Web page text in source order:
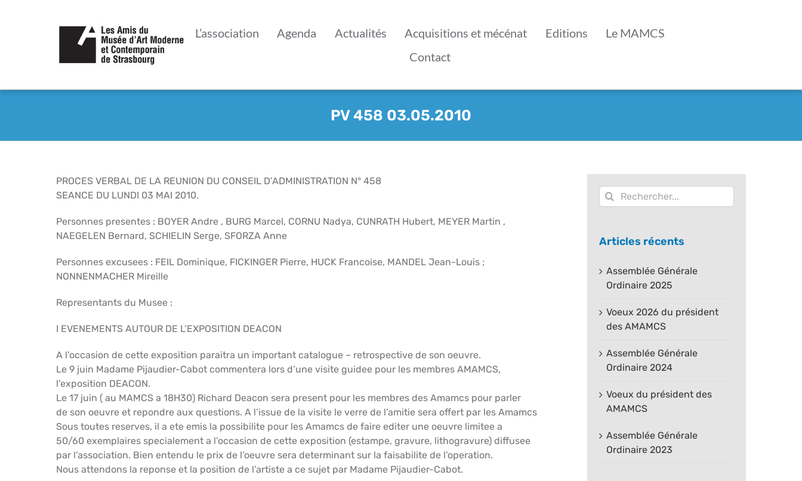
L’association Agenda Actualités Acquisitions et mécénat Editions
Le MAMCS
Contact
PV 458 03.05.2010
PROCES VERBAL DE LA REUNION DU CONSEIL D’ADMINISTRATION N° 458
SEANCE DU LUNDI 03 MAI 2010.
Personnes presentes : BOYER Andre , BURG Marcel, CORNU Nadya, CUNRATH Hubert, MEYER Martin ,
NAEGELEN Bernard, SCHIELIN Serge, SFORZA Anne
Personnes excusees : FEIL Dominique, FICKINGER Pierre, HUCK Francoise, MANDEL Jean-Louis ;
NONNENMACHER Mireille
Representants du Musee :
I EVENEMENTS AUTOUR DE L’EXPOSITION DEACON
A l’occasion de cette exposition paraitra un important catalogue – retrospective de son oeuvre.
Le 9 juin Madame Pijaudier-Cabot commentera lors d’une visite guidee pour les membres AMAMCS,
l’exposition DEACON.
Le 17 juin ( au MAMCS a 18H30) Richard Deacon sera present pour les membres des Amamcs pour parler
de son oeuvre et repondre aux questions. A l’issue de la visite le verre de l’amitie sera offert par les Amamcs
Sous toutes reserves, il a ete emis la possibilite pour les Amamcs de faire editer une oeuvre limitee a
50/60 exemplaires specialement a l’occasion de cette exposition (estampe, gravure, lithogravure) diffusee
par l’association. Bien entendu le prix de l’oeuvre sera determinant sur la faisabilite de l’operation.
Nous attendons la reponse et la position de l’artiste a ce sujet par Madame Pijaudier-Cabot.
Rechercher:
Articles récents
Assemblée Générale
Ordinaire 2025
Voeux 2026 du président
des AMAMCS
Assemblée Générale
Ordinaire 2024
Voeux du président des
AMAMCS
Assemblée Générale
Ordinaire 2023